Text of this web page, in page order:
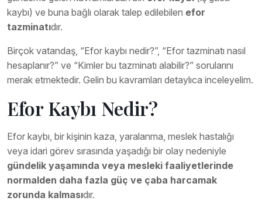
kaybı) ve buna bağlı olarak talep edilebilen efor
tazminatıdır.
Birçok vatandaş, “Efor kaybı nedir?”, “Efor tazminatı nasıl
hesaplanır?” ve “Kimler bu tazminatı alabilir?” sorularını
merak etmektedir. Gelin bu kavramları detaylıca inceleyelim.
Efor Kaybı Nedir?
Efor kaybı, bir kişinin kaza, yaralanma, meslek hastalığı
veya idari görev sırasında yaşadığı bir olay nedeniyle
gündelik yaşamında veya mesleki faaliyetlerinde
normalden daha fazla güç ve çaba harcamak
zorunda kalmasıdır.